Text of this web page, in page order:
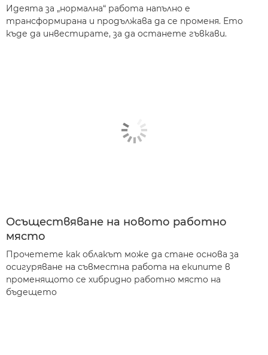
Идеята за „нормална“ работа напълно е
трансформирана и продължава да се променя. Ето
къде да инвестирате, за да останете гъвкави.
Осъществяване на новото работно
място
Прочетете как облакът може да стане основа за
осигуряване на съвместна работа на екипите в
променящото се хибридно работно място на
бъдещето